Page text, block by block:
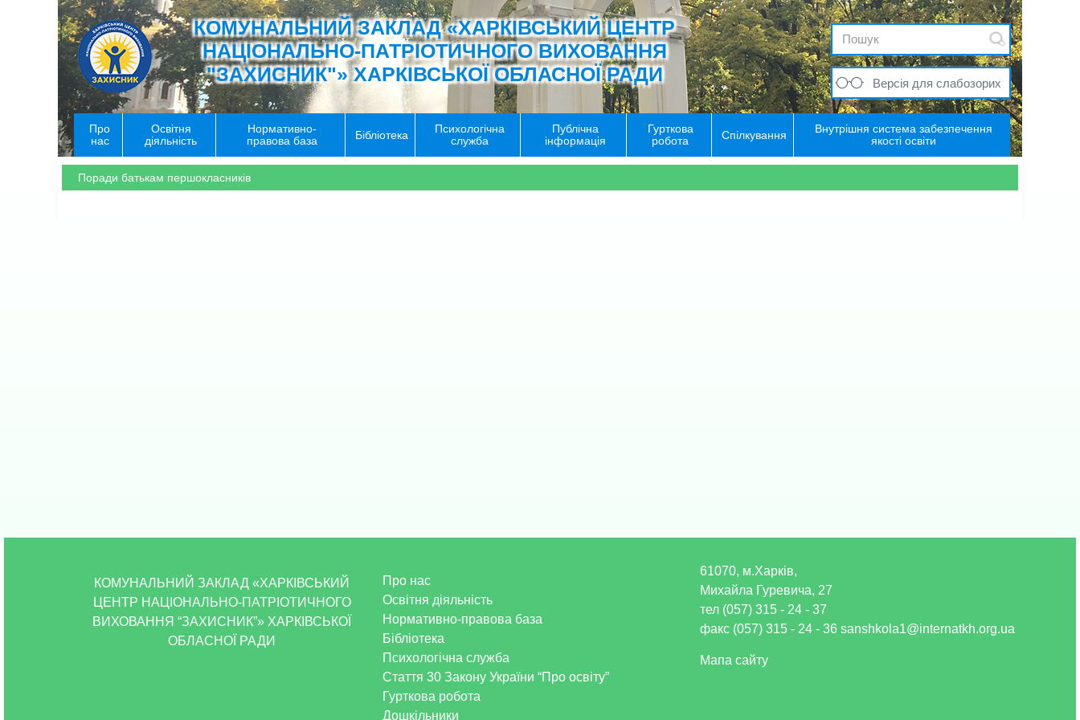
КОМУНАЛЬНИЙ ЗАКЛАД «ХАРКІВСЬКИЙ ЦЕНТР
НАЦІОНАЛЬНО-ПАТРІОТИЧНОГО ВИХОВАННЯ
"ЗАХИСНИК"» ХАРКІВСЬКОЇ ОБЛАСНОЇ РАДИ
Версія для слабозорих
Про
нас
Освітня
діяльність
Нормативно-
правова база
Бібліотека
Психологічна
служба
Публічна
інформація
Гурткова
робота
Спілкування
Внутрішня система забезпечення
якості освіти
Поради батькам першокласників
КОМУНАЛЬНИЙ ЗАКЛАД «ХАРКІВСЬКИЙ
ЦЕНТР НАЦІОНАЛЬНО-ПАТРІОТИЧНОГО
ВИХОВАННЯ “ЗАХИСНИК”» ХАРКІВСЬКОЇ
ОБЛАСНОЇ РАДИ
Про нас
Освітня діяльність
Нормативно-правова база
Бібліотека
Психологічна служба
Стаття 30 Закону України “Про освіту”
Гурткова робота
Дошкільники
61070, м.Харків,
Михайла Гуревича, 27
тел (057) 315 - 24 - 37
факс (057) 315 - 24 - 36 sanshkola1@internatkh.org.ua
Мапа сайту